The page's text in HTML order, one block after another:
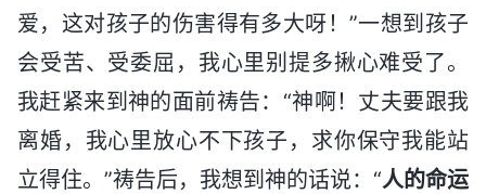
爱，这对孩子的伤害得有多大呀！”一想到孩子
会受苦、受委屈，我心里别提多揪心难受了。
我赶紧来到神的面前祷告：“神啊！丈夫要跟我
离婚，我心里放心不下孩子，求你保守我能站
立得住。”祷告后，我想到神的话说：“人的命运